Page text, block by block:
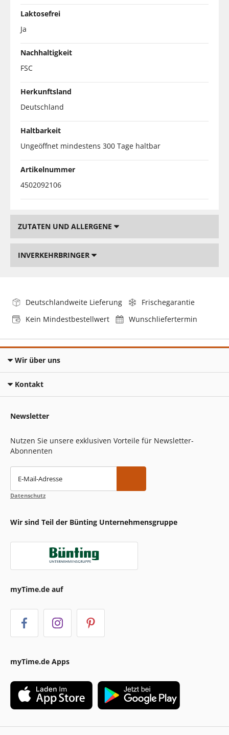
Laktosefrei
Ja
Nachhaltigkeit
FSC
Herkunftsland
Deutschland
Haltbarkeit
Ungeöffnet mindestens 300 Tage haltbar
Artikelnummer
4502092106
ZUTATEN UND ALLERGENE
INVERKEHRBRINGER
Deutschlandweite Lieferung
Frischegarantie
Kein Mindestbestellwert
Wunschliefertermin
Wir über uns
Kontakt
Newsletter
Nutzen Sie unsere exklusiven Vorteile für Newsletter-
Abonnenten
E-Mail-Adresse
Datenschutz
Wir sind Teil der Bünting Unternehmensgruppe
myTime.de auf
myTime.de Apps